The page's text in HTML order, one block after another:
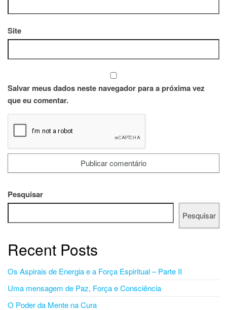
Site
Salvar meus dados neste navegador para a próxima vez
que eu comentar.
Pesquisar
Pesquisar
Recent Posts
Os Aspirais de Energia e a Força Espiritual – Parte II
Uma mensagem de Paz, Força e Consciência
O Poder da Mente na Cura